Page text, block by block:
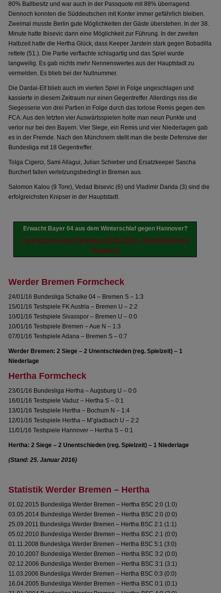
80% Ballbesitz und war auch in der Passquote mit 88% überragend.
Dennoch konnten die Süddeutschen mit Konter immer gefährlich bleiben.
Zweimal musste Berlin gute Möglichkeiten der Gäste überstehen. In der 38.
Minute hatte Ibisevic dann eine Möglichkeit zur Führung. In der zweiten
Halbzeit hatte die Hertha Glück, dass Keeper Jarstein stark gegen Bobadilla
rettete (51.). Die Partie verflachte schlagartig und das Spiel wurde
langweilig. Es gab nichts mehr Nennenswertes aus der Hauptstadt zu
vermelden. Es blieb bei der Nullnummer.
Die Dardai-Elf blieb auch im vierten Spiel in Folge ungeschlagen und
kassierte in diesem Zeitraum nur einen Gegentreffer. Allerdings riss die
Siegesserie von drei Partien in Folge durch das torlose Remis gegen den
FCA. Aus den letzten vier Auswärtsspielen holte man neun Punkte und
verlor nur bei den Bayern. Vier Siege, ein Remis und vier Niederlagen gab
es in der Fremde. Nach den Münchnern stellt man die beste Defensive der
Bundesliga mit 18 Gegentreffer.
Tolga Cigerci, Sami Allagui, Julian Schieber und Ersatzkeeper Sascha
Burchert fallen verletzungsbedingt in Bremen aus.
Salomon Kalou (9 Tore), Vedad Ibisevic (6) und Vladimir Darida (3) sind die
erfolgreichsten Knipser in der Hauptstadt.
Erwacht Bayer 04 aus dem Winterschlaf gegen Hannover?
Leverkusen gegen Hannover, 30.01.2016 – Bundesligatrend
Prognose
Werder Bremen Formcheck
24/01/16 Bundesliga Schalke 04 – Bremen S – 1:3
15/01/16 Testspiele FK Austria – Bremen U – 2:2
10/01/16 Testspiele Sivasspor – Bremen U – 0:0
10/01/16 Testspiele Bremen – Aue N – 1:3
07/01/16 Testspiele Adana – Bremen S – 0:7
Werder Bremen: 2 Siege – 2 Unentschieden (reg. Spielzeit) – 1
Niederlage
Hertha Formcheck
23/01/16 Bundesliga Hertha – Augsburg U – 0:0
16/01/16 Testspiele Vaduz – Hertha S – 0:1
13/01/16 Testspiele Hertha – Bochum N – 1:4
12/01/16 Testspiele Hertha – M’gladbach U – 2:2
11/01/16 Testspiele Hannover – Hertha S – 0:1
Hertha: 2 Siege – 2 Unentschieden (reg. Spielzeit) – 1 Niederlage
(Stand: 25. Januar 2016)
Statistik Werder Bremen – Hertha
01.02.2015 Bundesliga Werder Bremen – Hertha BSC 2:0 (1:0)
03.05.2014 Bundesliga Werder Bremen – Hertha BSC 2:0 (0:0)
25.09.2011 Bundesliga Werder Bremen – Hertha BSC 2:1 (1:1)
05.02.2010 Bundesliga Werder Bremen – Hertha BSC 2:1 (0:0)
01.11.2008 Bundesliga Werder Bremen – Hertha BSC 5:1 (3:0)
20.10.2007 Bundesliga Werder Bremen – Hertha BSC 3:2 (0:0)
02.12.2006 Bundesliga Werder Bremen – Hertha BSC 3:1 (3:1)
11.03.2006 Bundesliga Werder Bremen – Hertha BSC 0:3 (0:0)
16.04.2005 Bundesliga Werder Bremen – Hertha BSC 0:1 (0:1)